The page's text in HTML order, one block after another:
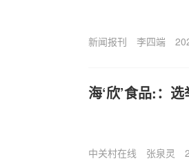
新闻报刊 李四端
海‘欣’食品:：
中关村在线 张泉灵